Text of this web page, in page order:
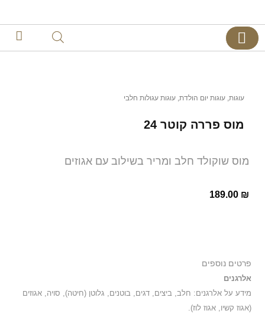
עוגות, עוגות יום הולדת, עוגות עגולות חלבי
מוס פררה קוטר 24
מוס שוקולד חלב ומריר בשילוב עם אגוזים
189.00 ₪
פרטים נוספים
אלרגנים
מידע על אלרגנים: חלב, ביצים, דגים, בוטנים, גלוטן (חיטה), סויה, אגוזים
(אגוז קשיו, אגוז לוז).